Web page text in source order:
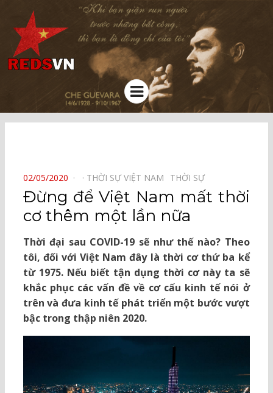
Kênh chia sẻ tri thức cộng đồng
Menu
POSTED
ON
02/05/2020 THỜI SỰ VIỆT NAM⠀ THỜI SỰ⠀
Đừng để Việt Nam mất thời
cơ thêm một lần nữa
Thời đại sau COVID-19 sẽ như thế nào? Theo
tôi, đối với Việt Nam đây là thời cơ thứ ba kể
từ 1975. Nếu biết tận dụng thời cơ này ta sẽ
khắc phục các vấn đề về cơ cấu kinh tế nói ở
trên và đưa kinh tế phát triển một bước vượt
bậc trong thập niên 2020.